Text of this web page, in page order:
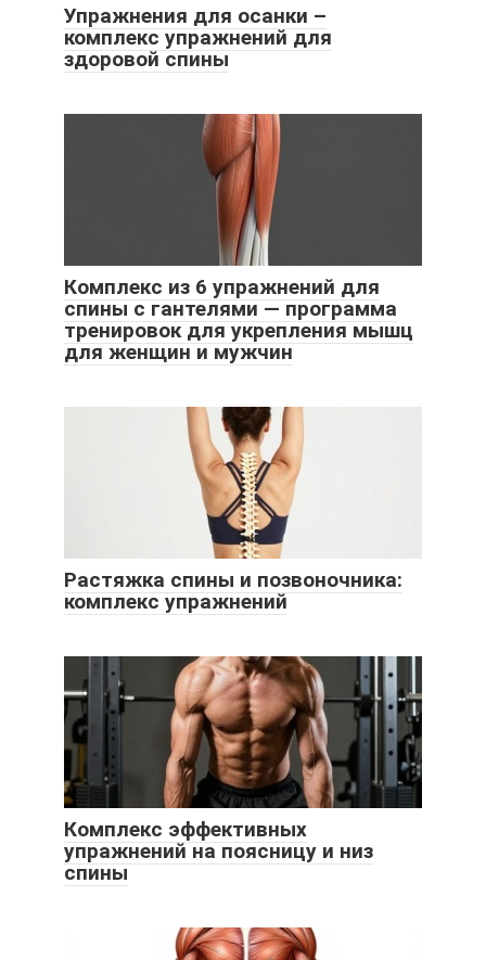
Упражнения для осанки –
комплекс упражнений для
здоровой спины
Комплекс из 6 упражнений для
спины с гантелями — программа
тренировок для укрепления мышц
для женщин и мужчин
Растяжка спины и позвоночника:
комплекс упражнений
Комплекс эффективных
упражнений на поясницу и низ
спины